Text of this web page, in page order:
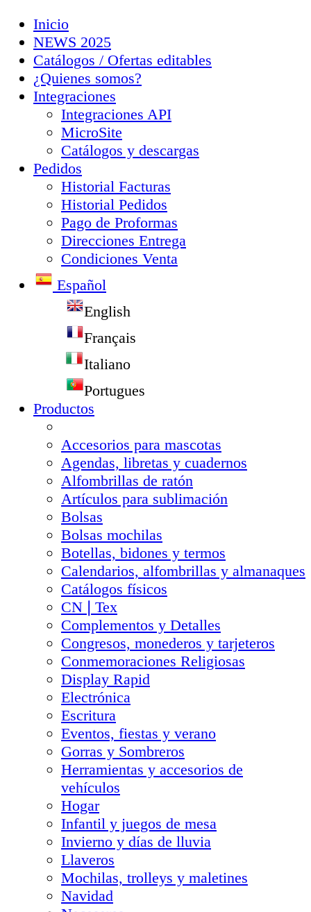
Inicio
NEWS 2025
Catálogos / Ofertas editables
¿Quienes somos?
Integraciones
Integraciones API
MicroSite
Catálogos y descargas
Pedidos
Historial Facturas
Historial Pedidos
Pago de Proformas
Direcciones Entrega
Condiciones Venta
Español
English
Français
Italiano
Portugues
Productos
Accesorios para mascotas
Agendas, libretas y cuadernos
Alfombrillas de ratón
Artículos para sublimación
Bolsas
Bolsas mochilas
Botellas, bidones y termos
Calendarios, alfombrillas y almanaques
Catálogos físicos
CN❘Tex
Complementos y Detalles
Congresos, monederos y tarjeteros
Conmemoraciones Religiosas
Display Rapid
Electrónica
Escritura
Eventos, fiestas y verano
Gorras y Sombreros
Herramientas y accesorios de
vehículos
Hogar
Infantil y juegos de mesa
Invierno y días de lluvia
Llaveros
Mochilas, trolleys y maletines
Navidad